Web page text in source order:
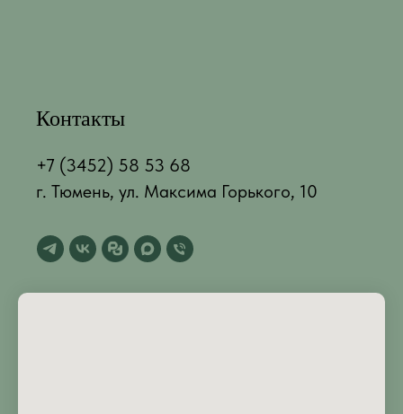
Контакты
+7 (3452) 58 53 68
г. Тюмень, ул. Максима Горького, 10